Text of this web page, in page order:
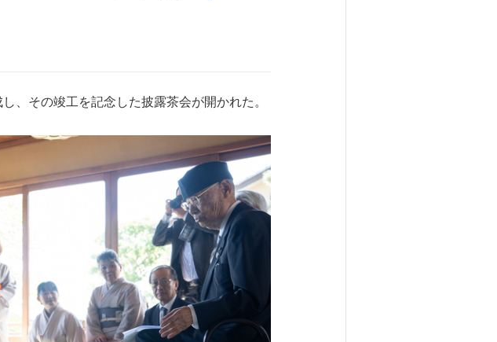
、その竣工を記念した披露茶会が開かれた。